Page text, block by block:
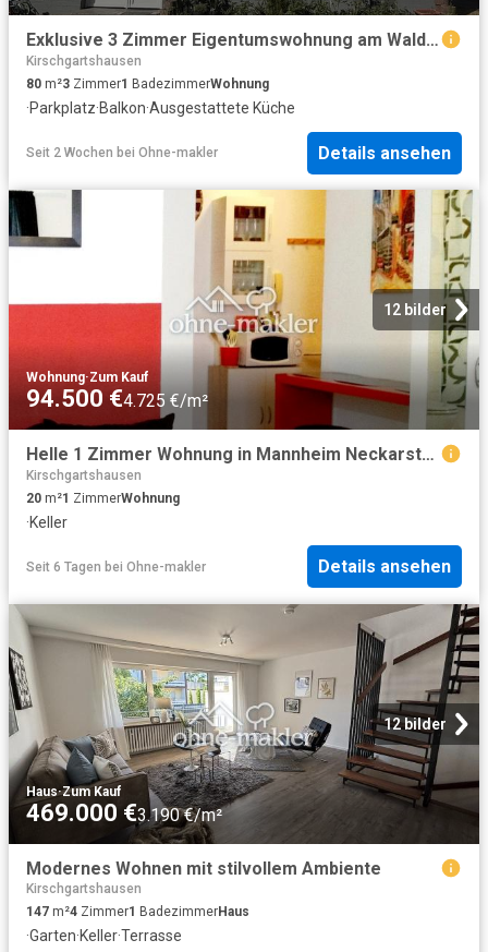
Exklusive 3 Zimmer Eigentumswohnung am Waldrand – Balkon, Stellplatz & hochwertige Ausstattung
Kirschgartshausen
80 m²3 Zimmer1 BadezimmerWohnung
·Parkplatz·Balkon·Ausgestattete Küche
Seit 2 Wochen bei Ohne-makler Details ansehen
12 bilder
Wohnung·Zum Kauf
94.500 €4.725 €/m²
Helle 1 Zimmer Wohnung in Mannheim Neckarstadt zu verkaufen provisionsfrei
Kirschgartshausen
20 m²1 ZimmerWohnung
·Keller
Seit 6 Tagen bei Ohne-makler Details ansehen
12 bilder
Haus·Zum Kauf
469.000 €3.190 €/m²
Modernes Wohnen mit stilvollem Ambiente
Kirschgartshausen
147 m²4 Zimmer1 BadezimmerHaus
·Garten·Keller·Terrasse